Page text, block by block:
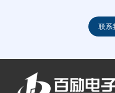
联系